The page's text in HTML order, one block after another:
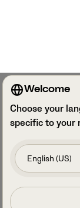
Welcome
Choose your
specific to your